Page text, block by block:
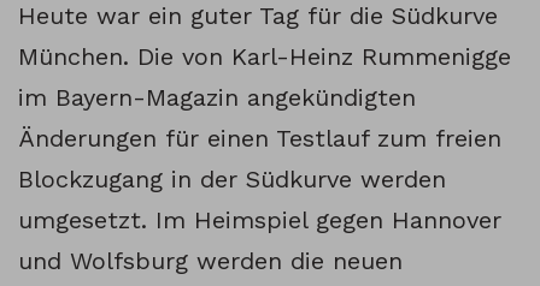
Heute war ein guter Tag für die Südkurve
München. Die von Karl-Heinz Rummenigge
im Bayern-Magazin angekündigten
Änderungen für einen Testlauf zum freien
Blockzugang in der Südkurve werden
umgesetzt. Im Heimspiel gegen Hannover
und Wolfsburg werden die neuen